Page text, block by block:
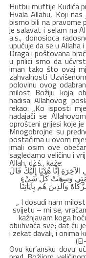
Hutbu muftije Kudića
Hvala Allahu, Koji
bismo bili na pravome
je salavat i selam na
a.s., donosioca
upućuje da se u Allaha
Draga i poštovana
u prilici smo da
iman tako što ovaj
zahvalnosti
polovinu ovog
milost Božiju koja
hadisa Allahovog
rekao: „Ko isposti
nadajaći se
oprošteni grijesi koje
Mnogobrojne su
postačima u ovom
imali osim ove
sagledamo veličinu i
Allah, dž.š., kaže:
إِنَّا هُدْنَا إِلَيْكَ قَالَ
وَسِعَتْ كُلَّ شَيْءٍ
وَالَّذِينَ هُم بِآيَاتِنَا
„ I dosudi nam
svijetu – mi se,
kažnjavam koga
obuhvaća sve; dat ću
i zekat davali, i onima
Ovu kur’ansku dovu